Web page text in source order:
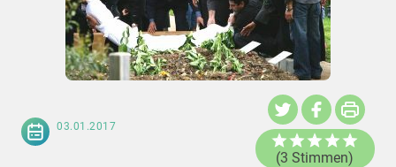
03.01.2017
(3 Stimmen)